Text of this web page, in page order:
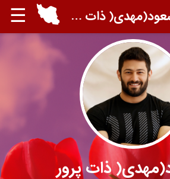
☰ شهید راه آزادی مسعود(مهدی( ذات پرور
ذات پرور